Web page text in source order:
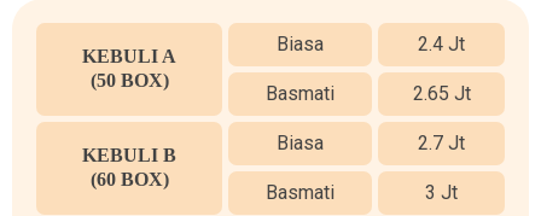
KEBULI A
(50 BOX)
Biasa 2.4 Jt
Basmati 2.65 Jt
KEBULI B
(60 BOX)
Biasa 2.7 Jt
Basmati 3 Jt